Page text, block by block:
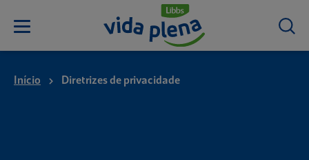
Início Diretrizes de privacidade